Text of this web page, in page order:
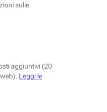
sulle
aggiuntivi (20
Leggi le